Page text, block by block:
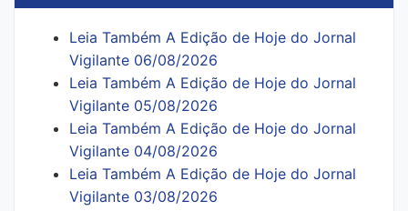
Leia Também A Edição de Hoje do Jornal
Vigilante 06/08/2026
Leia Também A Edição de Hoje do Jornal
Vigilante 05/08/2026
Leia Também A Edição de Hoje do Jornal
Vigilante 04/08/2026
Leia Também A Edição de Hoje do Jornal
Vigilante 03/08/2026